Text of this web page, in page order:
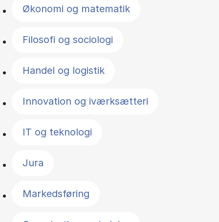
Økonomi og matematik
Filosofi og sociologi
Handel og logistik
Innovation og iværksætteri
IT og teknologi
Jura
Markedsføring